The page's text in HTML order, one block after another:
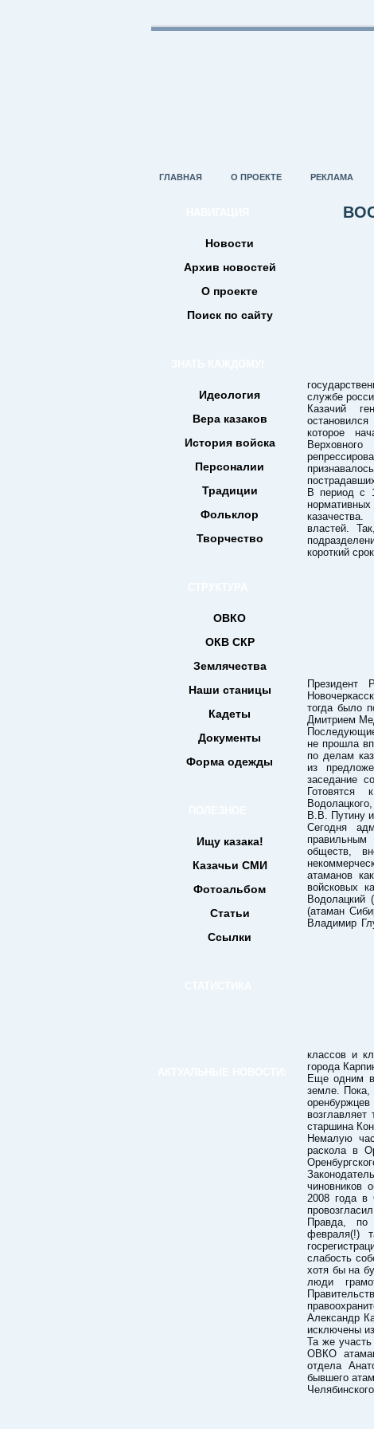
ГЛАВНАЯ О ПРОЕКТЕ РЕКЛАМА
Новости
Архив новостей
О проекте
Поиск по сайту
Идеология
Вера казаков
История войска
Персоналии
Традиции
Фольклор
Творчество
ОВКО
ОКВ СКР
Землячества
Наши станицы
Кадеты
Документы
Форма одежды
Ищу казака!
Казачьи СМИ
Фотоальбом
Статьи
Ссылки
службе
Казачий
которое
В период с
властей.
короткий
тогда было
Дмитрием
не прошла
по делам
из
заседание
Готовятся
В.В. Путину
Сегодня
обществ,
атаманов
войсковых
Водолацкий
(атаман
Владимир
классов и
города
Еще одним
земле. Пока,
старшина
Немалую
раскола в
чиновников
2008 года в
Правда, по
февраля(!)
слабость
хотя бы на
люди
Александр
исключены
Та же участь
ОВКО
отдела
бывшего